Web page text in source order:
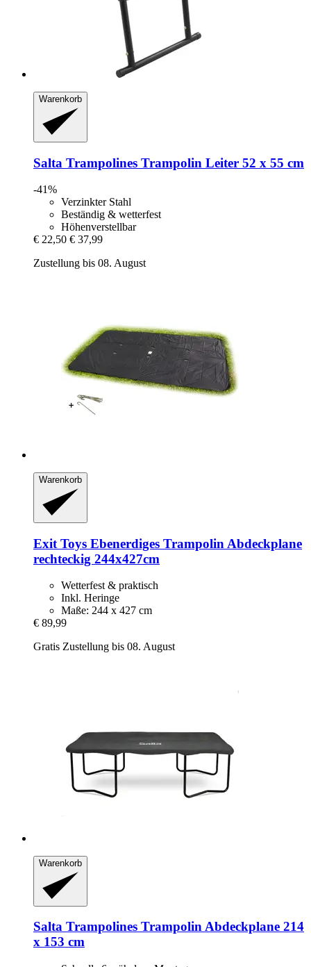
Warenkorb
Salta Trampolines Trampolin Leiter 52 x 55 cm
-41%
Verzinkter Stahl
Beständig & wetterfest
Höhenverstellbar
€ 22,50 € 37,99
Zustellung bis 08. August
Warenkorb
Exit Toys Ebenerdiges Trampolin Abdeckplane
rechteckig 244x427cm
Wetterfest & praktisch
Inkl. Heringe
Maße: 244 x 427 cm
€ 89,99
Gratis Zustellung bis 08. August
Warenkorb
Salta Trampolines Trampolin Abdeckplane 214
x 153 cm